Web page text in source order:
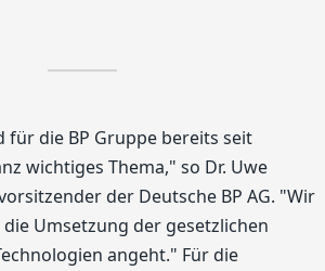
für die BP Gruppe bereits seit
wichtiges Thema," so Dr. Uwe
der Deutsche BP AG. "Wir
Umsetzung der gesetzlichen
angeht." Für die